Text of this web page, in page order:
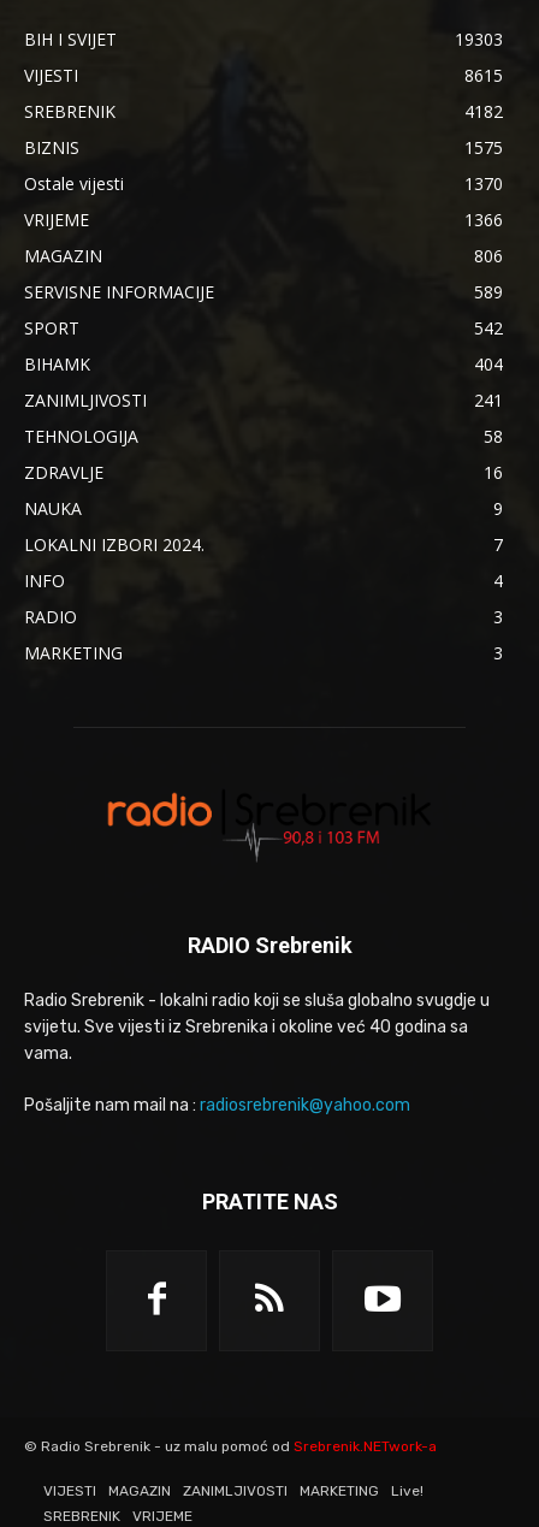
BIH I SVIJET
19303
VIJESTI
8615
SREBRENIK
4182
BIZNIS
1575
Ostale vijesti
1370
VRIJEME
1366
MAGAZIN
806
SERVISNE INFORMACIJE
589
SPORT
542
BIHAMK
404
ZANIMLJIVOSTI
241
TEHNOLOGIJA
58
ZDRAVLJE
16
NAUKA
9
LOKALNI IZBORI 2024.
7
INFO
4
RADIO
3
MARKETING
3
RADIO Srebrenik
Radio Srebrenik - lokalni radio koji se sluša globalno svugdje u
svijetu. Sve vijesti iz Srebrenika i okoline već 40 godina sa
vama.
Pošaljite nam mail na : radiosrebrenik@yahoo.com
PRATITE NAS
© Radio Srebrenik - uz malu pomoć od Srebrenik.NETwork-a
VIJESTI MAGAZIN ZANIMLJIVOSTI MARKETING
Live!
SREBRENIK
VRIJEME